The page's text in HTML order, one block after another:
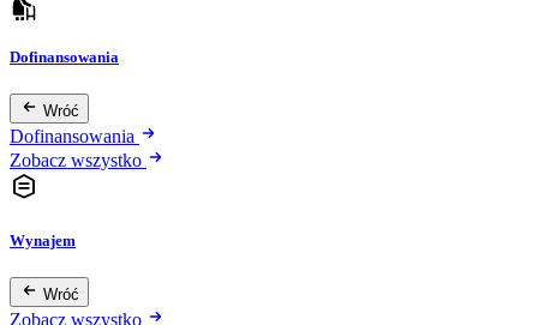
Dofinansowania
Wróć
Dofinansowania
Zobacz wszystko
Wynajem
Wróć
Zobacz wszystko